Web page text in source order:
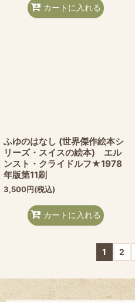
カートに入れる
ふゆのはなし (世界傑作絵本シ
リーズ・スイスの絵本) エル
ンスト・クライドルフ★1978
年版第11刷
3,500円(税込)
カートに入れる
1 2